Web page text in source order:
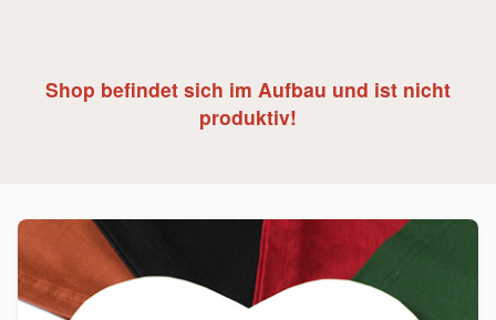
Shop befindet sich im Aufbau und ist nicht
produktiv!